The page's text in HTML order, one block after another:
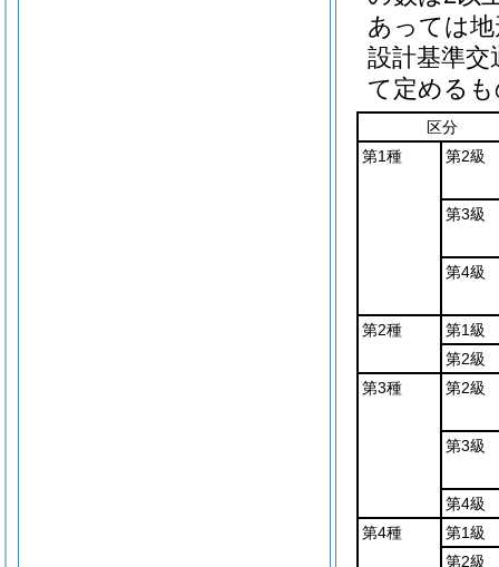
あっては
設計基準
て定める
区分
第1種
第2級
第3級
第4級
第2種
第1級
第2級
第3種
第2級
第3級
第4級
第4種
第1級
第2級